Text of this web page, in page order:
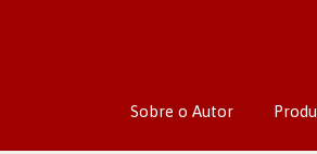
Sobre o Autor